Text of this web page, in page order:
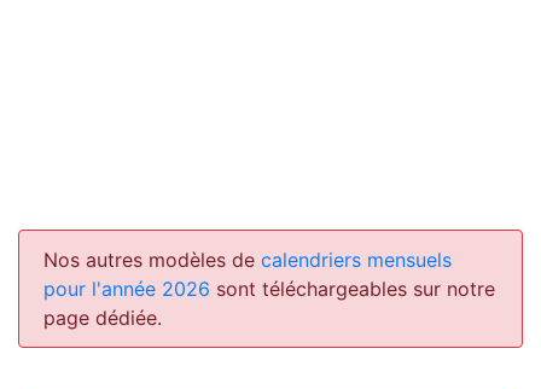
Nos autres modèles de calendriers mensuels
pour l'année 2026 sont téléchargeables sur notre
page dédiée.